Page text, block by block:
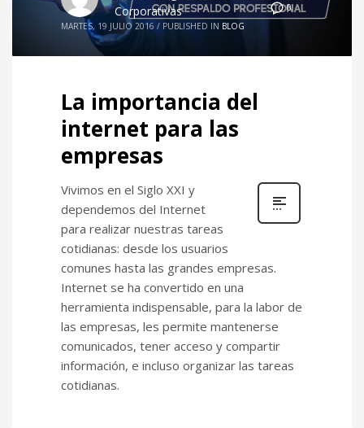
0
Corporativas
MARTES, 19 JULIO 2016 / PUBLISHED IN BLOG
La importancia del
internet para las
empresas
Vivimos en el Siglo XXI y
dependemos del Internet
para realizar nuestras tareas
cotidianas: desde los usuarios
comunes hasta las grandes empresas.
Internet se ha convertido en una
herramienta indispensable, para la labor de
las empresas, les permite mantenerse
comunicados, tener acceso y compartir
información, e incluso organizar las tareas
cotidianas.